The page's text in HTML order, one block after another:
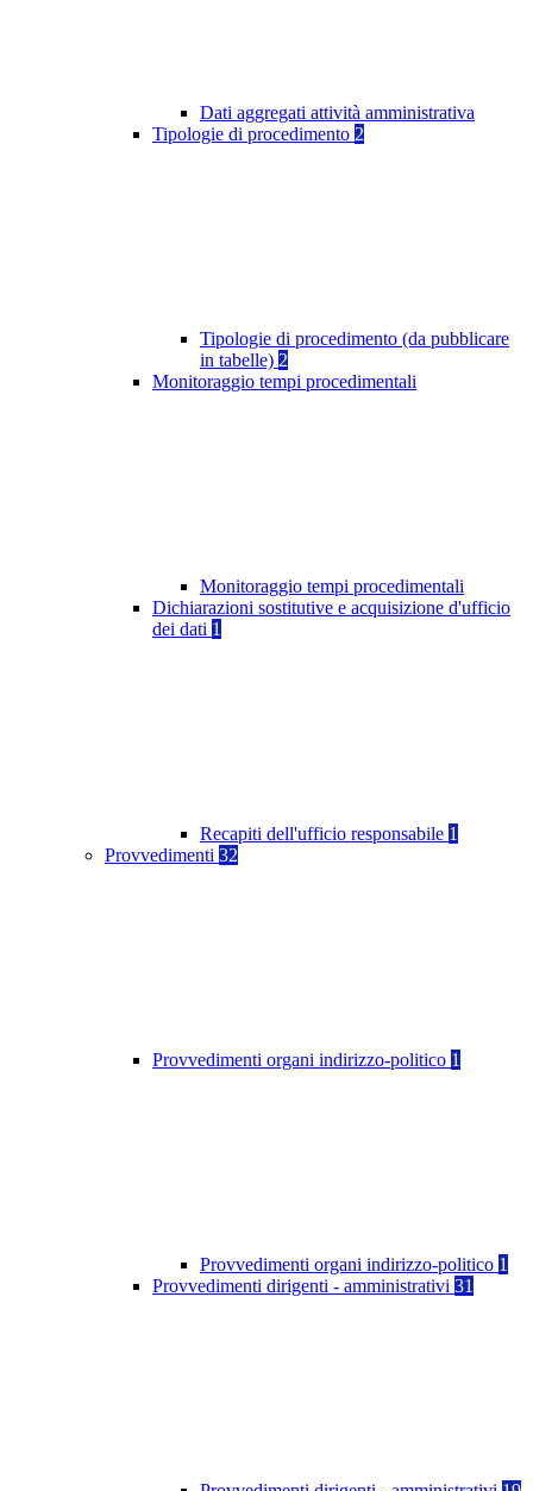
Dati aggregati attività amministrativa
Tipologie di procedimento 2
Tipologie di procedimento (da pubblicare
in tabelle) 2
Monitoraggio tempi procedimentali
Monitoraggio tempi procedimentali
Dichiarazioni sostitutive e acquisizione d'ufficio
dei dati 1
Recapiti dell'ufficio responsabile 1
Provvedimenti 32
Provvedimenti organi indirizzo-politico 1
Provvedimenti organi indirizzo-politico 1
Provvedimenti dirigenti - amministrativi 31